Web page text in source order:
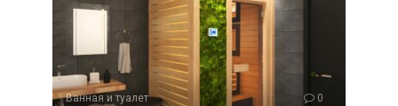
Ванная и туалет 0